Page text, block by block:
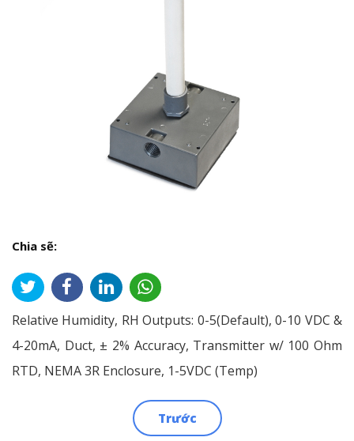
Chia sẽ:
Relative Humidity, RH Outputs: 0-5(Default), 0-10 VDC &
4-20mA, Duct, ± 2% Accuracy, Transmitter w/ 100 Ohm
RTD, NEMA 3R Enclosure, 1-5VDC (Temp)
Trước